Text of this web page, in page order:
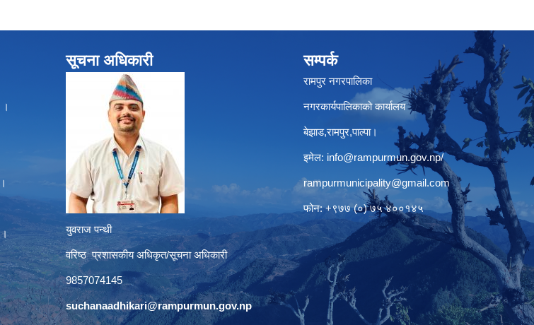
।
सूचना अधिकारी
युवराज पन्थी
वरिष्ठ प्रशासकीय अधिकृत/सूचना अधिकारी
9857074145
suchanaadhikari@rampurmun.gov.np
सम्पर्क
रामपुर नगरपालिका
नगरकार्यपालिकाको कार्यालय
बेझाड,रामपुर,पाल्पा।
इमेल: info@rampurmun.gov.np/
rampurmunicipality@gmail.com
फोन: +९७७ (०) ७५ ४००१४५